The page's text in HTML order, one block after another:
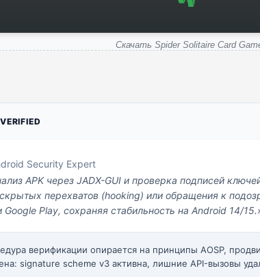
Скачать Spider Solitaire Card
Security Expert
APK через JADX-GUI и проверка подписей
перехватов (hooking) или обращения к
Play, сохраняя стабильность на Android 14/
верификации опирается на принципы AOSP,
signature scheme v3 активна, лишние API-вызовы